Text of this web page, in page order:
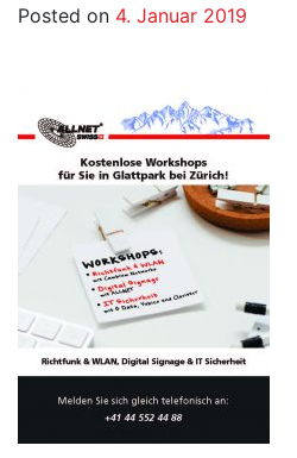
Posted on 4. Januar 2019